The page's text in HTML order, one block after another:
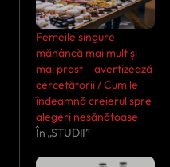
Femeile singure
mănâncă mai mult și
mai prost – avertizează
cercetătorii / Cum le
îndeamnă creierul spre
alegeri nesănătoase
În „STUDII”